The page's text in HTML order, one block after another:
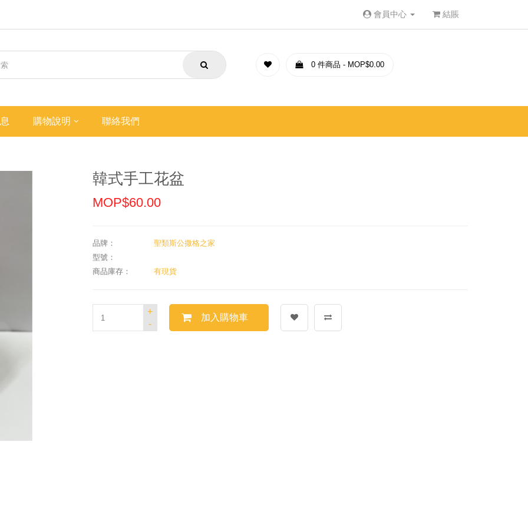
會員中心 結賬
0 件商品 - MOP$0.00
購物說明 聯絡我們
韓式手工花盆
MOP$60.00
品牌：
聖類斯公撒格之家
型號：
商品庫存：
有現貨
-
+
加入購物車